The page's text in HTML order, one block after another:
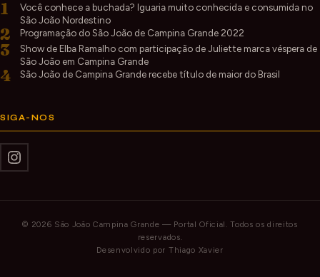
1
Você conhece a buchada? Iguaria muito conhecida e consumida no
São João Nordestino
2 Programação do São João de Campina Grande 2022
3
Show de Elba Ramalho com participação de Juliette marca véspera de
São João em Campina Grande
4 São João de Campina Grande recebe título de maior do Brasil
SIGA-NOS
© 2026 São João Campina Grande — Portal Oficial. Todos os direitos
reservados.
Desenvolvido por Thiago Xavier